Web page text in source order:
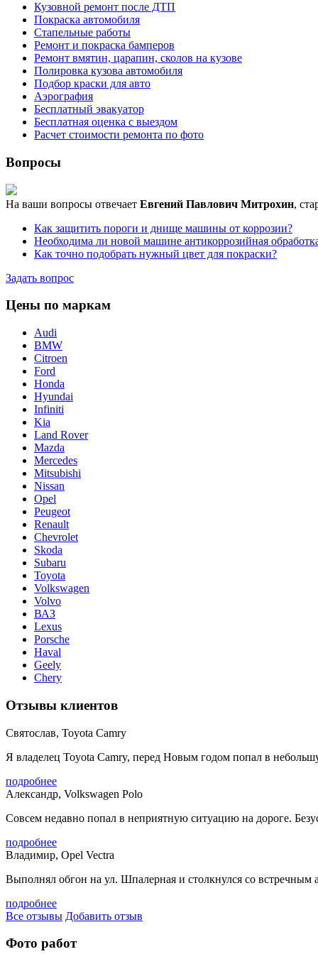
Кузовной ремонт после ДТП
Покраска автомобиля
Стапельные работы
Ремонт и покраска бамперов
Ремонт вмятин, царапин, сколов на кузове
Полировка кузова автомобиля
Подбор краски для авто
Аэрография
Бесплатный эвакуатор
Бесплатная оценка с выездом
Расчет стоимости ремонта по фото
Вопросы
На ваши вопросы отвечает Евгений Павлович Митрохин,
Как защитить пороги и днище машины от коррозии?
Необходима ли новой машине антикоррозийная
Как точно подобрать нужный цвет для покраски?
Задать вопрос
Цены по маркам
Audi
BMW
Citroen
Ford
Honda
Hyundai
Infiniti
Kia
Land Rover
Mazda
Mercedes
Mitsubishi
Nissan
Opel
Peugeot
Renault
Chevrolet
Skoda
Subaru
Toyota
Volkswagen
Volvo
ВАЗ
Lexus
Porsche
Haval
Geely
Chery
Отзывы клиентов
Святослав, Toyota Camry
Я владелец Toyota Camry, перед Новым годом попал в
подробнее
Александр, Volkswagen Polo
Совсем недавно попал в неприятную ситуацию на дороге.
подробнее
Владимир, Opel Vectra
Выполнял обгон на ул. Шпалерная и столкнулся со встречным
подробнее
Все отзывы Добавить отзыв
Фото работ